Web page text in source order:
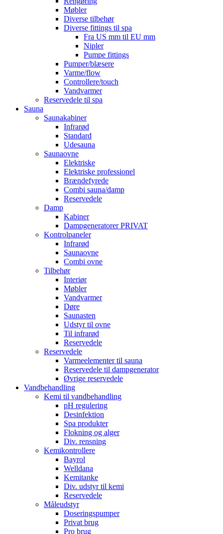
Møbler
Diverse tilbehør
Diverse fittings til spa
Fra US mm til EU mm
Nipler
Pumpe fittings
Pumper/blæsere
Varme/flow
Controllere/touch
Vandvarmer
Reservedele til spa
Sauna
Saunakabiner
Infrarød
Standard
Udesauna
Saunaovne
Elektriske
Elektriske professionel
Brændefyrede
Combi sauna/damp
Reservedele
Damp
Kabiner
Dampgeneratorer PRIVAT
Kontrolpaneler
Infrarød
Saunaovne
Combi ovne
Tilbehør
Interiør
Møbler
Vandvarmer
Døre
Saunasten
Udstyr til ovne
Til infrarød
Reservedele
Reservedele
Varmeelementer til sauna
Reservedele til dampgenerator
Øvrige reservedele
Vandbehandling
Kemi til vandbehandling
pH regulering
Desinfektion
Spa produkter
Flokning og alger
Div. rensning
Kemikontrollere
Bayrol
Welldana
Kemitanke
Div. udstyr til kemi
Reservedele
Måleudstyr
Doseringspumper
Privat brug
Pro brug